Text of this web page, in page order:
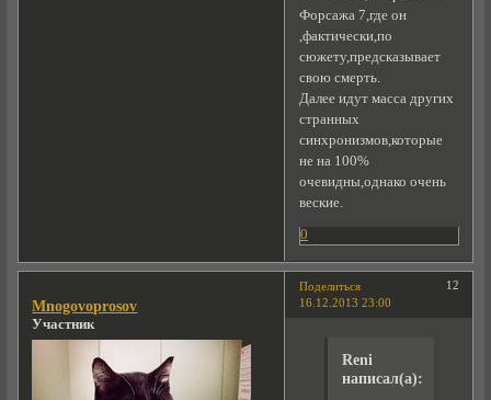
Форсажа 7,где он
,фактически,по
сюжету,предсказывает
свою смерть.
Далее идут масса других
странных
синхронизмов,которые
не на 100%
очевидны,однако очень
веские.
0
Поделиться
12
16.12.2013 23:00
Mnogovoprosov
Участник
Reni
написал(а):